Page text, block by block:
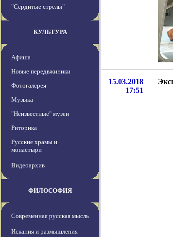
"Сердитые стрелы"
КУЛЬТУРА
Афиша
Новые передвжиники
Фотогалерея
Музыка
"Неизвестные" музеи
Риторика
Русские храмы и
монастыри
Видеоархив
ФИЛОСОФИЯ
Современная русская мысль
Искания и размышления
15.03.2018
17:51